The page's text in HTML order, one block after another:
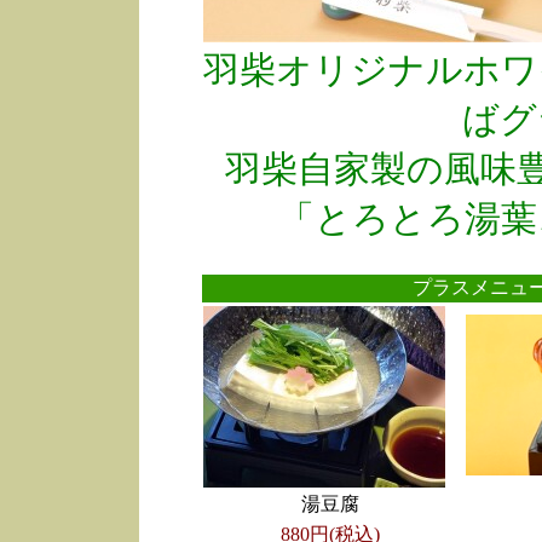
羽柴オリジナルホ
ば
羽柴自家製の風味
「とろとろ湯
プラスメニ
湯豆腐
880円(税込)